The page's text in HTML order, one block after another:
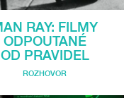
RAY: FILMY
ODPOUTANÉ
OD PRAVIDEL
ROZHOVOR